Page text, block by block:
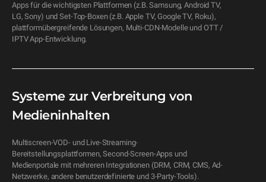
Apps für die wichtigsten Plattformen (z.B. Samsung, Android TV,
LG, Sony) und Set-Top-Boxen (z.B. Apple TV, Google TV, Roku),
plattformübergreifende Lösungen, Multi-CDN-Modelle und OTT /
IPTV App-Entwicklung.
Systeme zur Verbreitung von
Medieninhalten
Multiscreen-VOD- und Live-Streaming-
Bereitstellungsplattformen, Second-Screen-Apps und
Medienportale mit mehreren Integrationen (DRM, CRM, CMS, Ad-
Netzwerke, andere benutzerdefinierte und 3-Party-Tools).